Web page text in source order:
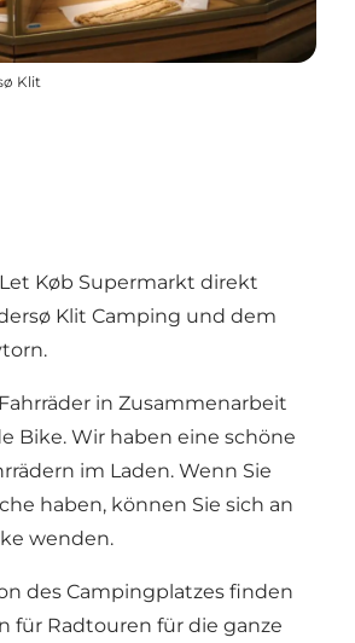
Klit
Køb Supermarkt direkt
Klit Camping und dem
in Zusammenarbeit
Bike. Wir haben eine schöne
im Laden. Wenn Sie
haben, können Sie sich an
wenden.
des Campingplatzes finden
für Radtouren für die ganze